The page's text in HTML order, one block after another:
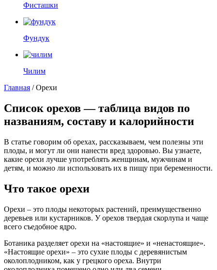
Фисташки
Фундук
Чилим
Главная /Орехи
Список орехов — таблица видов по
названиям, составу и калорийности
В статье говорим об орехах, рассказываем, чем полезны эти
плоды, и могут ли они нанести вред здоровью. Вы узнаете,
какие орехи лучше употреблять женщинам, мужчинам и
детям, и можно ли использовать их в пищу при беременности.
Что такое орехи
Орехи – это плоды некоторых растений, преимущественно
деревьев или кустарников. У орехов твердая скорлупа и чаще
всего съедобное ядро.
Ботаника разделяет орехи на «настоящие» и «ненастоящие».
«Настоящие орехи» – это сухие плоды с деревянистым
околоплодником, как у грецкого ореха. Внутри